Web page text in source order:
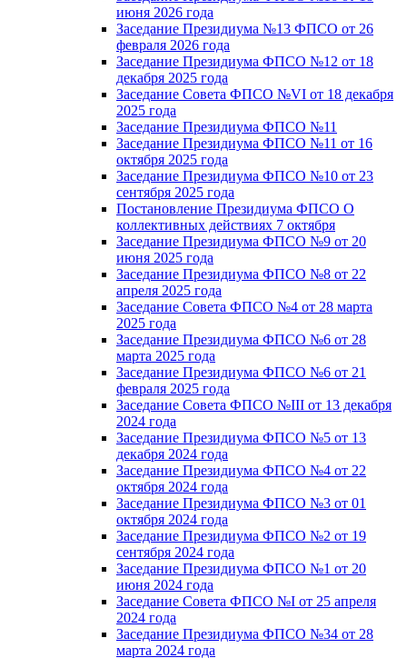
июня 2026 года
Заседание Президиума №13 ФПСО от 26
февраля 2026 года
Заседание Президиума ФПСО №12 от 18
декабря 2025 года
Заседание Совета ФПСО №VI от 18 декабря
2025 года
Заседание Президиума ФПСО №11
Заседание Президиума ФПСО №11 от 16
октября 2025 года
Заседание Президиума ФПСО №10 от 23
сентября 2025 года
Постановление Президиума ФПСО О
коллективных действиях 7 октября
Заседание Президиума ФПСО №9 от 20
июня 2025 года
Заседание Президиума ФПСО №8 от 22
апреля 2025 года
Заседание Совета ФПСО №4 от 28 марта
2025 года
Заседание Президиума ФПСО №6 от 28
марта 2025 года
Заседание Президиума ФПСО №6 от 21
февраля 2025 года
Заседание Совета ФПСО №III от 13 декабря
2024 года
Заседание Президиума ФПСО №5 от 13
декабря 2024 года
Заседание Президиума ФПСО №4 от 22
октября 2024 года
Заседание Президиума ФПСО №3 от 01
октября 2024 года
Заседание Президиума ФПСО №2 от 19
сентября 2024 года
Заседание Президиума ФПСО №1 от 20
июня 2024 года
Заседание Совета ФПСО №I от 25 апреля
2024 года
Заседание Президиума ФПСО №34 от 28
марта 2024 года